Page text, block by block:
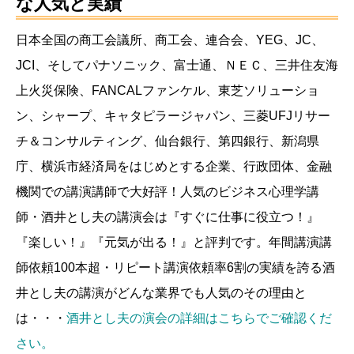
日本全国の商工会議所、商工会、連合会、YEG、JC、
JCI、そしてパナソニック、富士通、ＮＥＣ、三井住友海
上火災保険、FANCALファンケル、東芝ソリューショ
ン、シャープ、キャタピラージャパン、三菱UFJリサー
チ＆コンサルティング、仙台銀行、第四銀行、新潟県
庁、横浜市経済局をはじめとする企業、行政団体、金融
機関での講演講師で大好評！人気のビジネス心理学講
師・酒井とし夫の講演会は『すぐに仕事に役立つ！』
『楽しい！』『元気が出る！』と評判です。年間講演講
師依頼100本超・リピート講演依頼率6割の実績を誇る酒
井とし夫の講演がどんな業界でも人気のその理由と
は・・・ 酒井とし夫の演会の詳細はこちらでご確認くだ
さい。